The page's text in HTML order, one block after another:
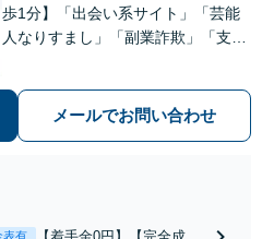
歩1分】「出会い系サイト」「芸能
人なりすまし」「副業詐欺」「支援
は不当解雇・雇い止め・残業代未払
いの相談【完全成功報酬制】【相談
メールでお問い合わせ
表有 【着手金0円】【完全成功